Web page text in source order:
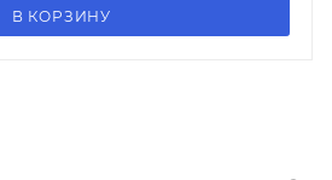
В КОРЗИНУ